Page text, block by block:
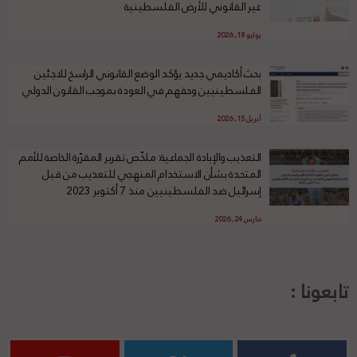
غير القانوني للأرض الفلسطينية
يوليو 18, 2026
بحث أكاديمي جديد يؤكد الوضع القانوني الراسخ للاجئين
الفلسطينيين وحقهم في العودة بموجب القانون الدولي
أبريل 15, 2026
التعذيب والإبادة الجماعية: ملخّص تقرير المقرّرة الخاصة للأمم
المتحدة بشأن الاستخدام المنهجي للتعذيب من قبل
إسرائيل ضد الفلسطينيين منذ 7 أكتوبر 2023
مارس 24, 2026
تابعونا :